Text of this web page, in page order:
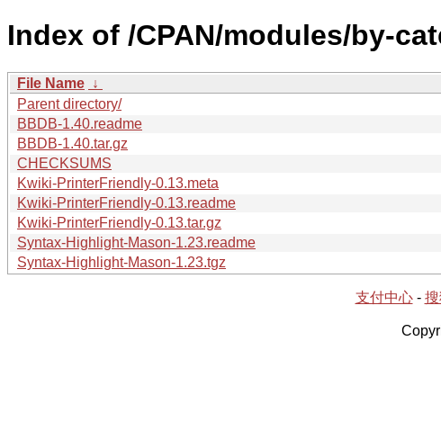
Index of /CPAN/modules/by-
File Name ↓
Parent directory/
BBDB-1.40.readme
BBDB-1.40.tar.gz
CHECKSUMS
Kwiki-PrinterFriendly-0.13.meta
Kwiki-PrinterFriendly-0.13.readme
Kwiki-PrinterFriendly-0.13.tar.gz
Syntax-Highlight-Mason-1.23.readme
Syntax-Highlight-Mason-1.23.tgz
支付中心-